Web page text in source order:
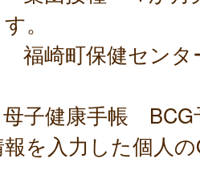
。
福崎町保健センタ
子健康手帳 BCG
を入力した個人